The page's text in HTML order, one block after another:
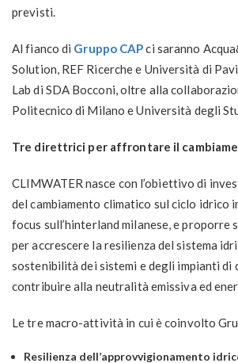
previsti.
Al fianco di Gruppo CAPci saranno
Solution, REF Ricerche e Università di
Lab di SDA Bocconi, oltre alla
Politecnico di Milano e Università degli
Tre direttrici per affrontare il
CLIMWATER nasce con l’obiettivo di
del cambiamento climatico sul ciclo idrico
focus sull’hinterland milanese, e proporre
per accrescere la resilienza del sistema
sostenibilità dei sistemi e degli impianti di
contribuire alla neutralità emissiva ed
Le tre macro-attività in cui è coinvolto
Resilienza dell’approvvigionamento